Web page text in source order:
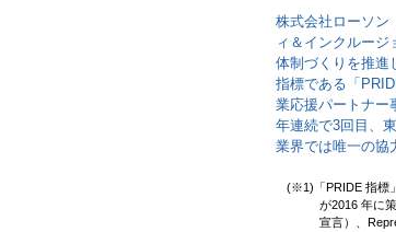
株式会社ローソン
ィ＆インクルー
体制づくりを推進
指標である「
業応援パートナー
年連続で3回目、
業界では唯一の協
(※1)「PRIDE 指標
が2016 年に
宣言）、